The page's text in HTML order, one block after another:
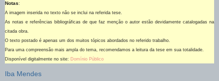
Notas:
A imagem inserida no texto não se inclui na referida tese.
As notas e referências bibliográficas de que faz menção o autor estão devidamente catalogadas na
citada obra.
O texto postado é apenas um dos muitos tópicos abordados no referido trabalho.
Para uma compreensão mais ampla do tema, recomendamos a leitura da tese em sua totalidade.
Disponível digitalmente no site: Domínio Público
Iba Mendes